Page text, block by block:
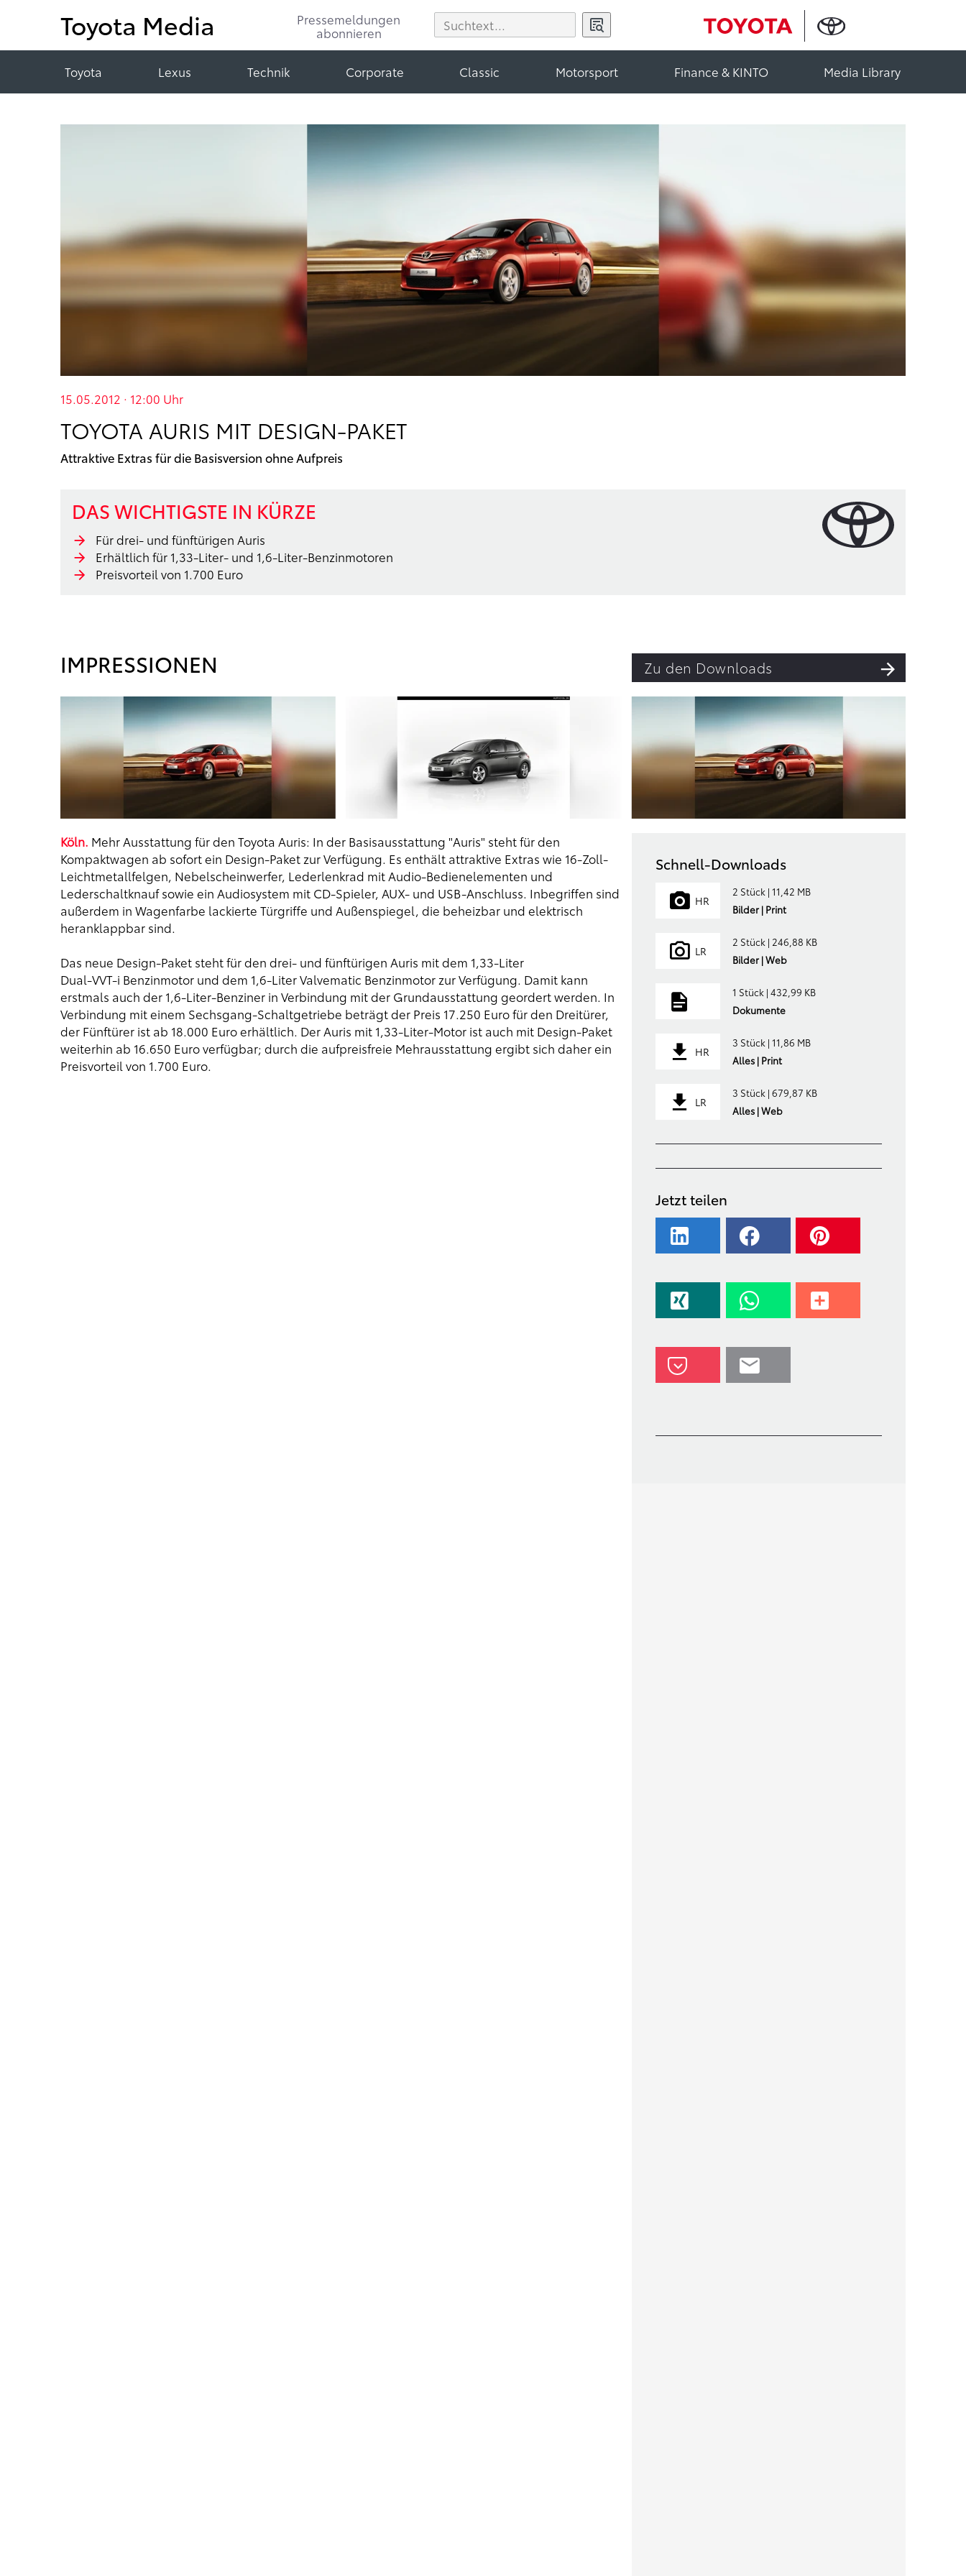
Toyota Media
Pressemeldungen
abonnieren
Toyota Lexus Technik Corporate Classic Motorsport Finance & KINTO Media Library
15.05.2012 · 12:00 Uhr
TOYOTA AURIS MIT DESIGN-PAKET
Attraktive Extras für die Basisversion ohne Aufpreis
DAS WICHTIGSTE IN KÜRZE
Für drei- und fünftürigen Auris
Erhältlich für 1,33-Liter- und 1,6-Liter-Benzinmotoren
Preisvorteil von 1.700 Euro
IMPRESSIONEN Zu den Downloads
Köln. Mehr Ausstattung für den Toyota Auris: In der Basisausstattung "Auris" steht für den
Kompaktwagen ab sofort ein Design-Paket zur Verfügung. Es enthält attraktive Extras wie 16-Zoll-
Leichtmetallfelgen, Nebelscheinwerfer, Lederlenkrad mit Audio-Bedienelementen und
Lederschaltknauf sowie ein Audiosystem mit CD-Spieler, AUX- und USB-Anschluss. Inbegriffen sind
außerdem in Wagenfarbe lackierte Türgriffe und Außenspiegel, die beheizbar und elektrisch
heranklappbar sind.
Das neue Design-Paket steht für den drei- und fünftürigen Auris mit dem 1,33-Liter
Dual-VVT-i Benzinmotor und dem 1,6-Liter Valvematic Benzinmotor zur Verfügung. Damit kann
erstmals auch der 1,6-Liter-Benziner in Verbindung mit der Grundausstattung geordert werden. In
Verbindung mit einem Sechsgang-Schaltgetriebe beträgt der Preis 17.250 Euro für den Dreitürer,
der Fünftürer ist ab 18.000 Euro erhältlich. Der Auris mit 1,33-Liter-Motor ist auch mit Design-Paket
weiterhin ab 16.650 Euro verfügbar; durch die aufpreisfreie Mehrausstattung ergibt sich daher ein
Preisvorteil von 1.700 Euro.
Schnell-Downloads
HR
2 Stück | 11,42 MB
Bilder | Print
LR
2 Stück | 246,88 KB
Bilder | Web
1 Stück | 432,99 KB
Dokumente
HR
3 Stück | 11,86 MB
Alles | Print
LR
3 Stück | 679,87 KB
Alles | Web
Jetzt teilen